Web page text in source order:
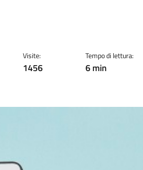
Visite:
1456
Tempo di lettura:
6 min